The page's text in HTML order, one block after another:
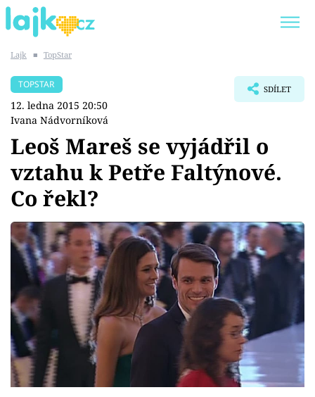
SHOPAHOLICADEL
Témata
Showbyznys
Youtubeři
Virály
Sex a vztahy
Videa
Sledujte prima+
Lajk ■ TopStar
TOPSTAR
12. ledna 2015 20:50
Ivana Nádvorníková
SDÍLET
Leoš Mareš se vyjádřil o
vztahu k Petře Faltýnové.
Co řekl?